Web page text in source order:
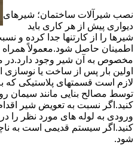
نصب شیرآلات ساختمان؛ شیرهای
دیواری پیش از هر کاری باید
شیرها را از کارتنها جدا کرده و
اطمینان حاصل شود.معمولاً
مخصوص به آن شیر وجود دارد.در
اولین بار پس از ساخت یا
لازم است قسمتهای پلاستیکی که
توسط مصالح بنایی مانند سیمان
کنید.اگر نسبت به تعویض شیر
ورودی به لوله های مورد نظر
کنید.اگر سیستم قدیمی است به
شود.